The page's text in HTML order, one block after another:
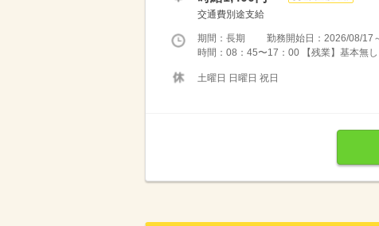
交通費別途支給
期間：長期 勤務開始日：2026/08/17
時間：08：45〜17：00 【残業】基本無し
土曜日 日曜日 祝日